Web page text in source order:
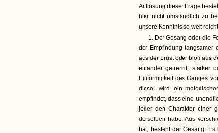
Auflösung dieser Frage
hier nicht umständlich zu
unsere Kenntnis so weit
1. Der Gesang oder die
der Empfindung langsamer
aus der Brust oder bloß aus
einander getrennt, stärker
Einförmigkeit des Ganges
diese: wird ein
empfindet, dass eine
jeder den Charakter einer
derselben habe. Aus
hat, besteht der Gesang.